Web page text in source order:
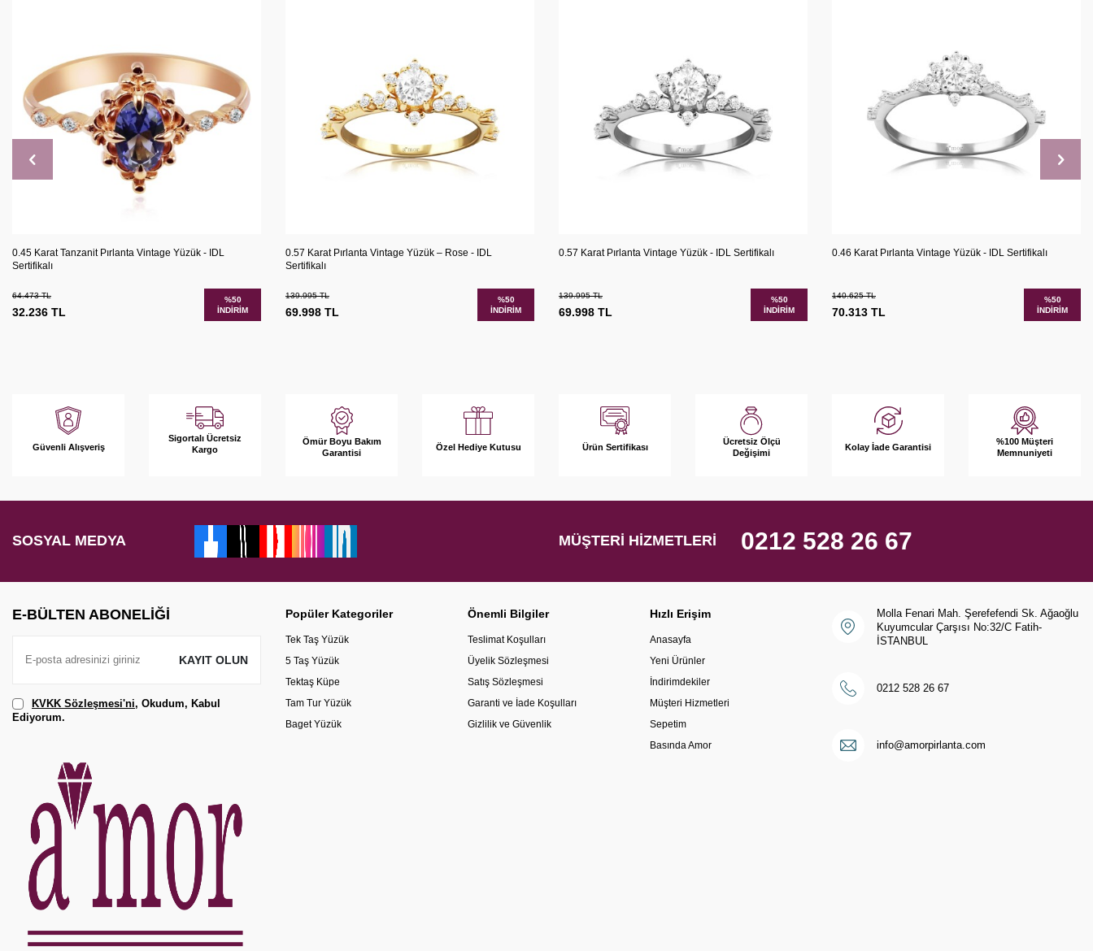
Sepete Ekle Karşılaştır
0.45 Karat Tanzanit Pırlanta Vintage Yüzük - IDL
Sertifikalı
64.473TL
32.236 TL
%50
İNDIRIM
Sepete Ekle Karşılaştır
0.57 Karat Pırlanta Vintage Yüzük – Rose - IDL
Sertifikalı
139.995TL
69.998 TL
%50
İNDIRIM
Sepete Ekle Karşılaştır
0.57 Karat Pırlanta Vintage Yüzük - IDL Sertifikalı
139.995TL
69.998 TL
%50
İNDIRIM
Sepete Ekle Karşılaştır
0.46 Karat Pırlanta Vintage Yüzük - IDL Sertifikalı
140.625TL
70.313 TL
%50
İNDIRIM
Güvenli Alışveriş
Sigortalı Ücretsiz
Kargo
Ömür Boyu Bakım
Garantisi
Özel Hediye Kutusu Ürün Sertifikası
Ücretsiz Ölçü
Değişimi
Kolay İade Garantisi
%100 Müşteri
Memnuniyeti
SOSYAL MEDYA MÜŞTERI HIZMETLERI 0212 528 26 67
E-BÜLTEN ABONELIĞI
KAYIT OLUN
KVKK Sözleşmesi'ni, Okudum, Kabul
Ediyorum.
Popüler Kategoriler
Tek Taş Yüzük
5 Taş Yüzük
Tektaş Küpe
Tam Tur Yüzük
Baget Yüzük
Önemli Bilgiler
Teslimat Koşulları
Üyelik Sözleşmesi
Satış Sözleşmesi
Garanti ve İade Koşulları
Gizlilik ve Güvenlik
Hızlı Erişim
Anasayfa
Yeni Ürünler
İndirimdekiler
Müşteri Hizmetleri
Sepetim
Basında Amor
Molla Fenari Mah. Şerefefendi Sk. Ağaoğlu
Kuyumcular Çarşısı No:32/C Fatih-
İSTANBUL
0212 528 26 67
info@amorpirlanta.com